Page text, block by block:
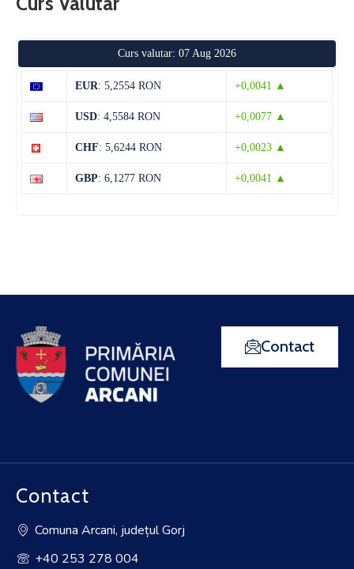
Curs valutar: 07 Aug 2026
EUR: 5,2554 RON +0,0041 ▲
USD: 4,5584 RON +0,0077 ▲
CHF: 5,6244 RON +0,0023 ▲
GBP: 6,1277 RON +0,0041 ▲
Contact
Contact
Comuna Arcani, județul Gorj
+40 253 278 004